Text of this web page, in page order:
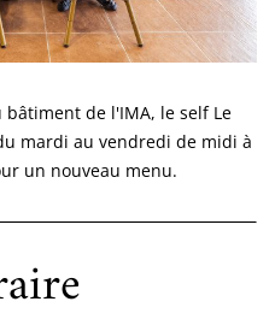
de l'IMA, le self Le
mardi au vendredi de midi à
un nouveau menu.